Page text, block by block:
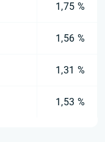
1,75 %
1,56 %
1,31 %
1,53 %